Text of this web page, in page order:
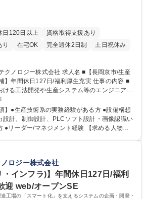
日120日以上
資格取得支援あり
り 在宅OK 完全週休2日制
土日祝休み
会社 求人名 ■【長岡京市/生産
休日127日/福利厚生充実 仕事の内容 ■
ける工法開発や生産システム等のエンジニアリ
、生産設備の新規開発や設備仕様検討から設
までを行う業務のリーダーをお任せします。
マネジメント、戦略立案、人材育成など 【専
カ設計・制御設計・PLCソフト設計・画像認
】●生産技術系の実務経験がある方 ●設備構想
設計、制御設計、PLCソフト設計・画像認識い
ー/マネジメント経験 【求める人物
の対話を楽しめる方や相手を説得していくこ
： ロジー株式会社
・インフラ)】年間休日127日/福利
迎 web/オープンSE
工場の「スマート化」を支えるシステムの企画・開発・